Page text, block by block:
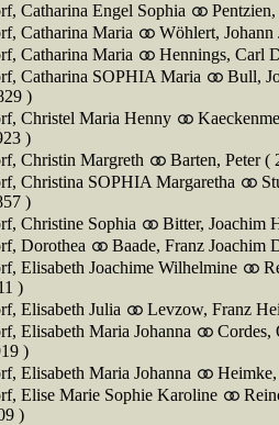
Catharina Engel Sophia
Catharina Maria
Wöhlert,
Catharina Maria
Hennings, Carl
Catharina SOPHIA Maria
Bull,
)
Christel Maria Henny
)
Christin Margreth
Barten, Peter (
Christina SOPHIA Margaretha
)
Christine Sophia
Bitter, Joachim
Dorothea
Baade, Franz Joachim
Elisabeth Joachime Wilhelmine
)
Elisabeth Julia
Levzow, Franz
Elisabeth Maria Johanna
Cordes,
)
Elisabeth Maria Johanna
Elise Marie Sophie Karoline
)